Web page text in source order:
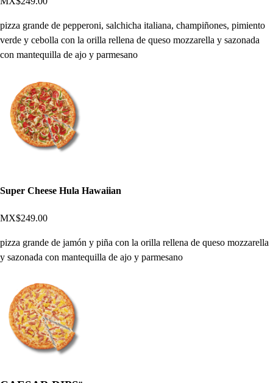
pizza grande de pepperoni, salchicha italiana, champiñones, pimiento
verde y cebolla con la orilla rellena de queso mozzarella y sazonada
con mantequilla de ajo y parmesano
Super Cheese Hula Hawaiian
MX$249.00
pizza grande de jamón y piña con la orilla rellena de queso mozzarella
y sazonada con mantequilla de ajo y parmesano